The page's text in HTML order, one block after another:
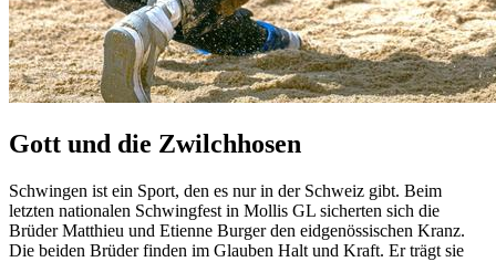
Gott und die Zwilchhosen
Schwingen ist ein Sport, den es nur in der Schweiz gibt. Beim
letzten nationalen Schwingfest in Mollis GL sicherten sich die
Brüder Matthieu und Etienne Burger den eidgenössischen Kranz.
Die beiden Brüder finden im Glauben Halt und Kraft. Er trägt sie